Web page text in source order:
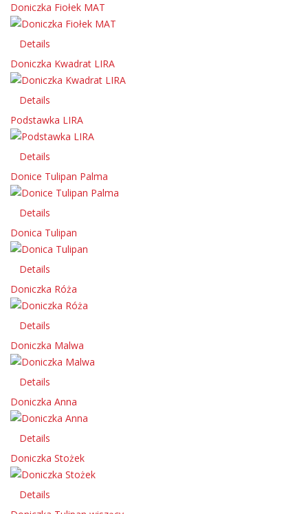
Doniczka Fiołek MAT
Details
Doniczka Kwadrat LIRA
Details
Podstawka LIRA
Details
Donice Tulipan Palma
Details
Donica Tulipan
Details
Doniczka Róża
Details
Doniczka Malwa
Details
Doniczka Anna
Details
Doniczka Stożek
Details